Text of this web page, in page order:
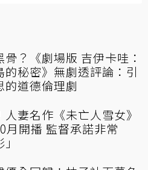
骨？《劇場版 吉伊卡哇：
的秘密》無劇透評論：引
的道德倫理劇
人妻名作《未亡人雪女》
月開播 監督承諾非常